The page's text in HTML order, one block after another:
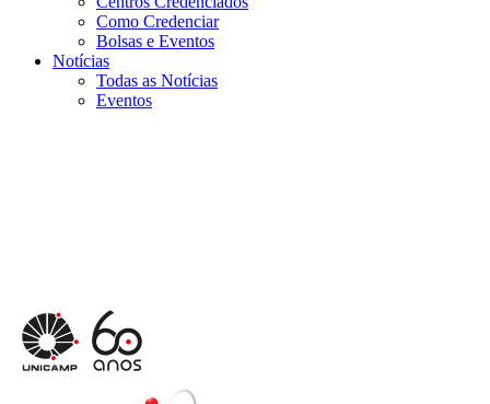
Como Credenciar
Bolsas e Eventos
Notícias
Todas as Notícias
Eventos